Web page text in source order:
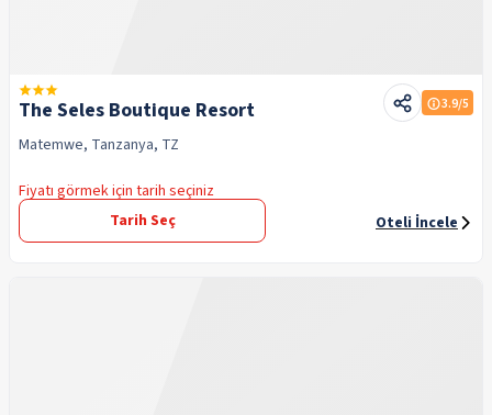
The Seles Boutique Resort 3.9/5
Matemwe, Tanzanya, TZ
Fiyatı görmek için tarih seçiniz
Tarih Seç
Oteli İncele